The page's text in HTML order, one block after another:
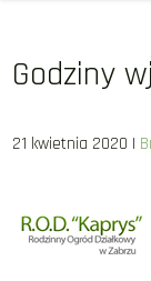
Godziny
21 kwietnia 2020 |